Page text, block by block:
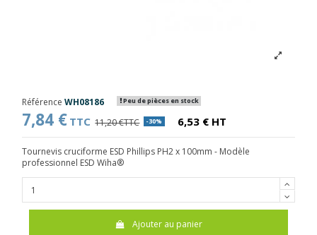
Référence WH08186 Peu de pièces en stock
7,84 € TTC 11,20 €TTC -30% 6,53 € HT
Tournevis cruciforme ESD Phillips PH2 x 100mm - Modèle
professionnel ESD Wiha®
Ajouter au panier